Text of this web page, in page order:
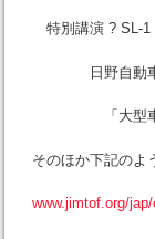
特別講演 ? SL-1
日野自動車株
「大型車の環
そのほか下記のよ
www.jimtof.org/jap/